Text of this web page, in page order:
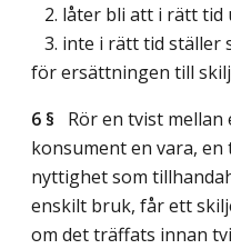
2. låter bli att i rätt tid
3. inte i rätt tid ställer
för ersättningen till
6 § Rör en tvist mellan
konsument en vara,
nyttighet som
enskilt bruk, får ett
om det träffats innan